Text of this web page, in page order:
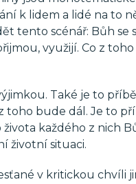
k lidem a lidé na to
tento scénář: Bůh se
využijí. Co z
Také je to
toho bude dál. Je to
každého z nich
životní situaci.
v kritickou chvíli